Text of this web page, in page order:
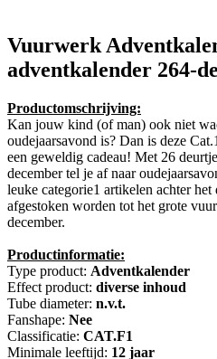
Vuurwerk
adventkalender 264-
Productomschrijving:
Kan jouw kind (of man) ook niet
oudejaarsavond is? Dan is deze
een geweldig cadeau! Met 26
december tel je af naar
leuke categorie1 artikelen achter
afgestoken worden tot het grote
december.
Productinformatie:
Type product: Adventkalender
Effect product: diverse inhoud
Tube diameter: n.v.t.
Fanshape: Nee
Classificatie: CAT.F1
Minimale leeftijd: 12 jaar